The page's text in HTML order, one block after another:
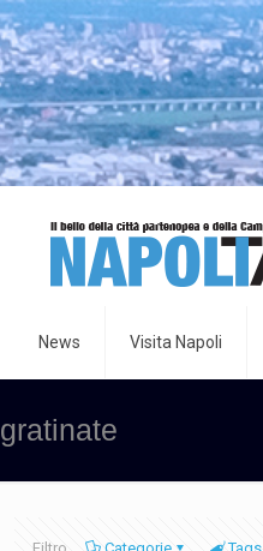
News Visita Napoli
gratinate